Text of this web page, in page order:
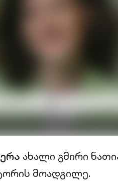
ახალი გმირი
მოადგილე.